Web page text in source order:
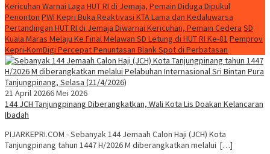
Kericuhan Warnai Laga HUT RI di Jemaja, Pemain Diduga Dipukul
Penonton PWI Kepri Buka Reaktivasi KTA Lama dan Kedaluwarsa
Pertandingan HUT RI di Jemaja Diwarnai Kericuhan, Pemain Cedera SD
Kuala Maras Melaju Ke Final Melawan SD Letung di HUT RI Ke-81 Pemprov
Kepri-KomDigi Percepat Penuntasan Blank Spot di Perbatasan
21 April 20266 Mei 2026
144 JCH Tanjungpinang Diberangkatkan, Wali Kota Lis Doakan Kelancaran
Ibadah
PIJARKEPRI.COM - Sebanyak 144 Jemaah Calon Haji (JCH) Kota
Tanjungpinang tahun 1447 H/2026 M diberangkatkan melalui […]